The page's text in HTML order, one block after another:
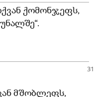
ქომონჯეფს,
მშობლეფს,